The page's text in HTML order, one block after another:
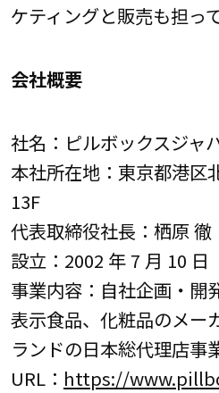
ケティングと販売も担っ
会社概要
社名：ピルボックスジャ
本社所在地：東京都港区
13F
代表取締役社長：栖原 徹
設立：2002 年 7 月 10 日
事業内容：自社企画・開
表示食品、化粧品のメー
ランドの日本総代理店事
URL： https://